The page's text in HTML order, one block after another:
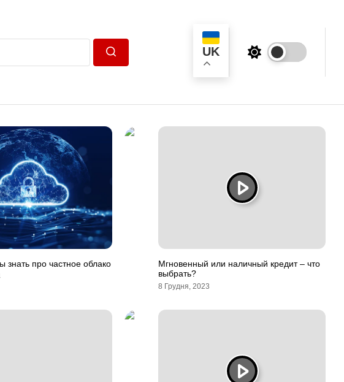
UK
знать про частное облако
Мгновенный или наличный кредит – что
выбрать?
8 Грудня, 2023